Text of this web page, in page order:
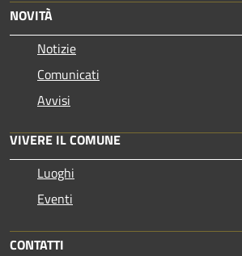
NOVITÀ
Notizie
Comunicati
Avvisi
VIVERE IL COMUNE
Luoghi
Eventi
CONTATTI